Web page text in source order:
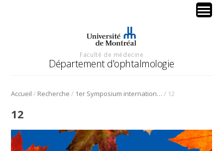
Faculté de médecine
Département d'ophtalmologie
Accueil / Recherche / 1er Symposium international en médecine régénérative de la cornée / 12
12